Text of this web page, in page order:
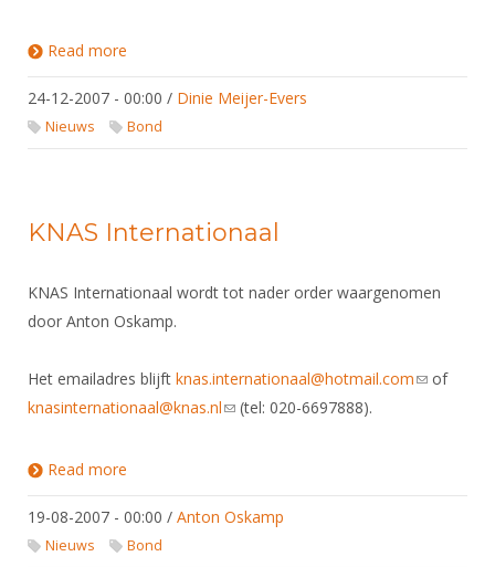
Read more
24-12-2007 - 00:00 / Dinie Meijer-Evers
Nieuws Bond
KNAS Internationaal
KNAS Internationaal wordt tot nader order waargenomen
door Anton Oskamp.
Het emailadres blijft knas.internationaal@hotmail.com(link sends
of
knasinternationaal@knas.nl(link sends e-mail)
(tel: 020-6697888).
Read more
19-08-2007 - 00:00 / Anton Oskamp
Nieuws Bond